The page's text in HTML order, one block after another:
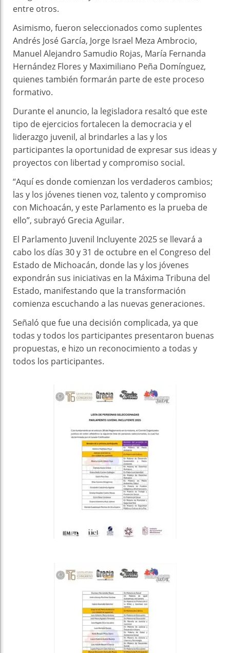
entre otros.
Asimismo, fueron seleccionados como suplentes
Andrés José García, Jorge Israel Meza Ambrocio,
Manuel Alejandro Samudio Rojas, María Fernanda
Hernández Flores y Maximiliano Peña Domínguez,
quienes también formarán parte de este proceso
formativo.
Durante el anuncio, la legisladora resaltó que este
tipo de ejercicios fortalecen la democracia y el
liderazgo juvenil, al brindarles a las y los
participantes la oportunidad de expresar sus ideas y
proyectos con libertad y compromiso social.
“Aquí es donde comienzan los verdaderos cambios;
las y los jóvenes tienen voz, talento y compromiso
con Michoacán, y este Parlamento es la prueba de
ello”, subrayó Grecia Aguilar.
El Parlamento Juvenil Incluyente 2025 se llevará a
cabo los días 30 y 31 de octubre en el Congreso del
Estado de Michoacán, donde las y los jóvenes
expondrán sus iniciativas en la Máxima Tribuna del
Estado, manifestando que la transformación
comienza escuchando a las nuevas generaciones.
Señaló que fue una decisión complicada, ya que
todas y todos los participantes presentaron buenas
propuestas, e hizo un reconocimiento a todas y
todos los participantes.